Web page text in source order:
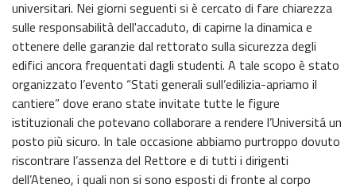
universitari. Nei giorni seguenti si è cercato di fare chiarezza
sulle responsabilità dell'accaduto, di capirne la dinamica e
ottenere delle garanzie dal rettorato sulla sicurezza degli
edifici ancora frequentati dagli studenti. A tale scopo è stato
organizzato l’evento “Stati generali sull’edilizia-apriamo il
cantiere” dove erano state invitate tutte le figure
istituzionali che potevano collaborare a rendere l’Universitá un
posto più sicuro. In tale occasione abbiamo purtroppo dovuto
riscontrare l’assenza del Rettore e di tutti i dirigenti
dell’Ateneo, i quali non si sono esposti di fronte al corpo